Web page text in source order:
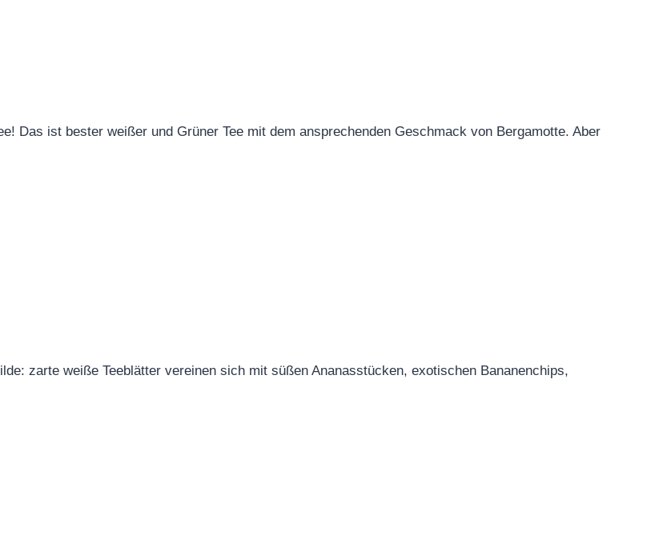
Das ist bester weißer und Grüner Tee mit dem ansprechenden Geschmack von Bergamotte. Aber
zarte weiße Teeblätter vereinen sich mit süßen Ananasstücken, exotischen Bananenchips,